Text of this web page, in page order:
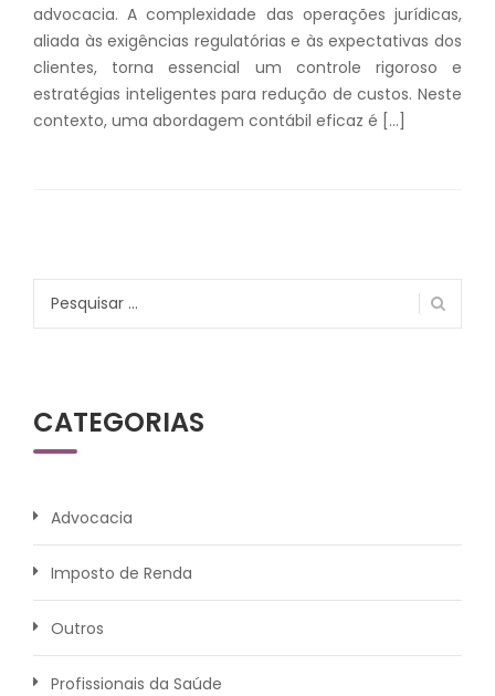
advocacia. A complexidade das operações jurídicas,
aliada às exigências regulatórias e às expectativas dos
clientes, torna essencial um controle rigoroso e
estratégias inteligentes para redução de custos. Neste
contexto, uma abordagem contábil eficaz é […]
CATEGORIAS
Advocacia
Imposto de Renda
Outros
Profissionais da Saúde